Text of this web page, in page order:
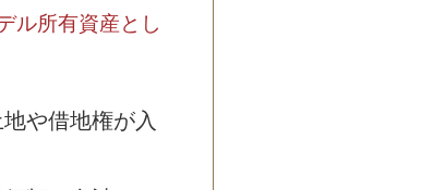
ル所有資産とし
や借地権が入